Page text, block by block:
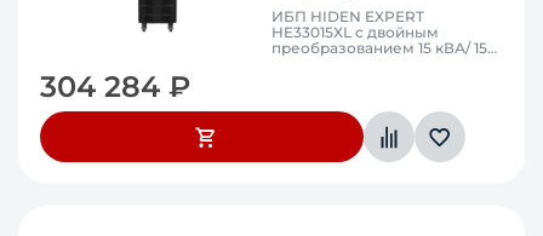
ИБП HIDEN EXPERT
HE33015XL с двойным
преобразованием 15 кВА/ 15
(36/38/40/42/44 АКБ),
клеммный терминал, SNMP
304 284₽